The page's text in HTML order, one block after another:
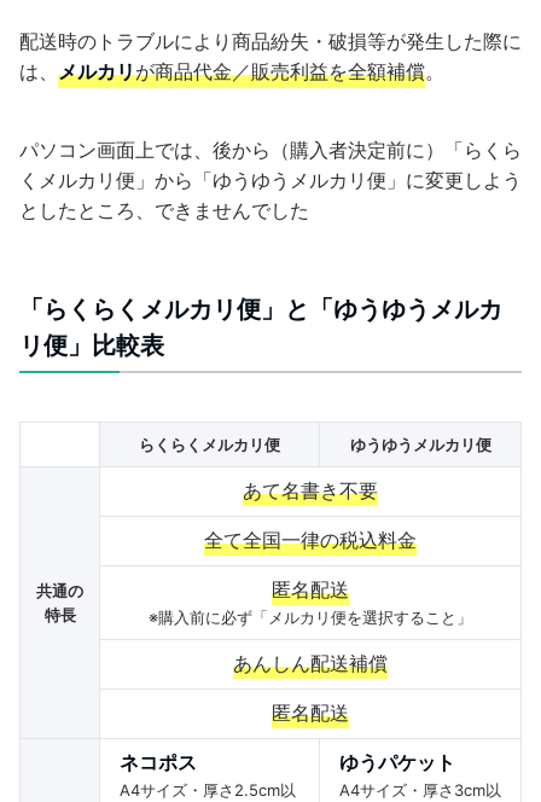
配送時のトラブルにより商品紛失・破損等が発生した際に
は、 メルカリが商品代金／販売利益を全額補償。
パソコン画面上では、後から（購入者決定前に）「らくら
くメルカリ便」から「ゆうゆうメルカリ便」に変更しよう
としたところ、できませんでした
「らくらくメルカリ便」と「ゆうゆうメルカ
リ便」比較表
らくらくメルカリ便 ゆうゆうメルカリ便
共通の
特長
あて名書き不要
全て全国一律の税込料金
匿名配送
※購入前に必ず「メルカリ便を選択すること」
あんしん配送補償
匿名配送
ネコポス
A4サイズ・厚さ2.5cm以
ゆうパケット
A4サイズ・厚さ3cm以